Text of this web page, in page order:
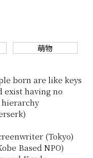
萌物
born are like keys
exist having no
hierarchy
(Tokyo)
Based NPO)